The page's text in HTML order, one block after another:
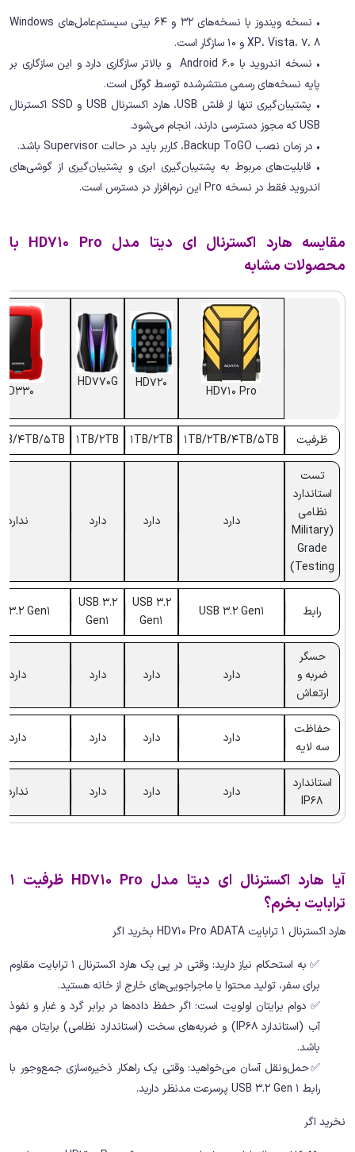
• نسخه ویندوز با نسخه‌های 32 و 64 بیتی سیستم‌عامل‌های Windows
XP، Vista، 7، 8 و 10 سازگار است.
• نسخه اندروید با Android 6.0 و بالاتر سازگاری دارد و این سازگاری بر
پایه نسخه‌های رسمی منتشرشده توسط گوگل است.
• پشتیبان‌گیری تنها از فلش USB، هارد اکسترنال USB و SSD اکسترنال
USB که مجوز دسترسی دارند، انجام می‌شود.
• در زمان نصب Backup ToGO، کاربر باید در حالت Supervisor باشد.
• قابلیت‌های مربوط به پشتیبان‌گیری ابری و پشتیبان‌گیری از گوشی‌های
اندروید فقط در نسخه Pro این نرم‌افزار در دسترس است.
مقایسه هارد اکسترنال ای دیتا مدل HD710 Pro با
محصولات مشابه
HD710 Pro
HD720
HD770G
HD330
ظرفیت 1TB/2TB/4TB/5TB
1TB/2TB
1TB/2TB
4TB/5TB
تست
استاندارد
نظامی
(Military
Grade
Testing)
دارد دارد دارد ندارد
رابط USB 3.2 Gen1
USB 3.2
Gen1
USB 3.2
Gen1
3.2 Gen1
حسگر
ضربه و
ارتعاش
دارد دارد دارد دارد
حفاظت
سه لایه
دارد دارد دارد دارد
استاندارد
IP68
دارد دارد دارد ندارد
آیا هارد اکسترنال ای دیتا مدل HD710 Pro ظرفیت 1
ترابایت بخرم؟
هارد اکسترنال 1 ترابایت HD710 Pro ADATA بخرید اگر
✅ به استحکام نیاز دارید: وقتی در پی یک هارد اکسترنال 1 ترابایت مقاوم
برای سفر، تولید محتوا یا ماجراجویی‌های خارج از خانه هستید.
✅ دوام برایتان اولویت است: اگر حفظ داده‌ها در برابر گرد و غبار و نفوذ
آب (استاندارد IP68) و ضربه‌های سخت (استاندارد نظامی) برایتان مهم
باشد.
✅حمل‌ونقل آسان می‌خواهید: وقتی یک راهکار ذخیره‌سازی جمع‌وجور با
رابط USB 3.2 Gen 1 پرسرعت مدنظر دارید.
نخرید اگر